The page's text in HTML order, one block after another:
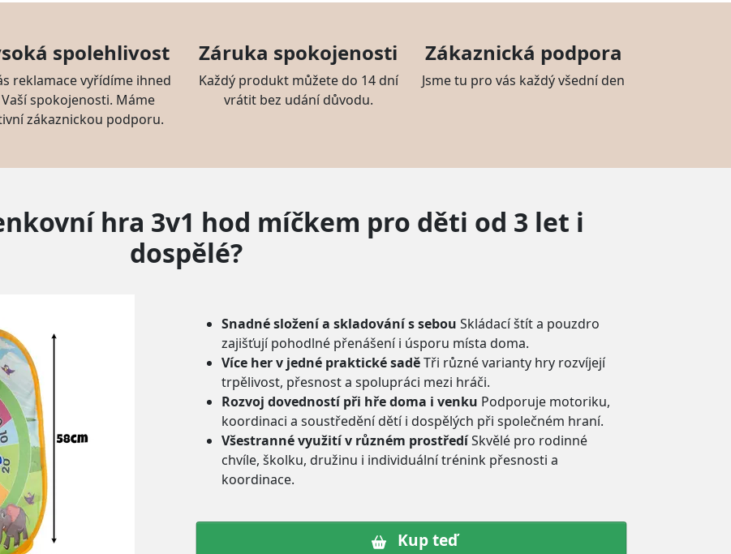
spolehlivost
reklamace vyřídíme ihned
spokojenosti. Máme
zákaznickou podporu.
Záruka spokojenosti
Každý produkt můžete do 14 dní
vrátit bez udání důvodu.
Zákaznická podpora
Jsme tu pro vás každý všední den
hra 3v1 hod míčkem pro děti od 3 let i
dospělé?
Snadné složení a skladování s sebou Skládací štít a pouzdro
zajišťují pohodlné přenášení i úsporu místa doma.
Více her v jedné praktické saděTři různé varianty hry rozvíjejí
trpělivost, přesnost a spolupráci mezi hráči.
Rozvoj dovedností při hře doma i venku Podporuje motoriku,
koordinaci a soustředění dětí i dospělých při společném hraní.
Všestranné využití v různém prostředíSkvělé pro rodinné
chvíle, školku, družinu i individuální trénink přesnosti a
koordinace.
Kup teď